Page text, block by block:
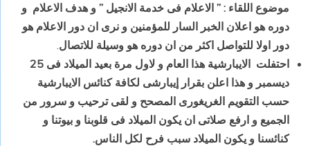
موضوع اللقاء : ” الاعلام فى خدمة الانجيل ” و هدف الاعلام و
دوره هو اعلان الخبر السار للمؤمنين و نرى ان دور الاعلام هو
دور اولا للتواصل اكثر من ان دوره هو وسيلة للاتصال.
احتفلت الايبارشية هذا العام و لاول مرة بعيد الميلاد فى 25
ديسمبر و هذا اعلن بقرار إيبارشى لكافة كنائس الايبارشية
حسب التقويم الغريغورى المصحح و لقى ترحيب و سرور من
الجميع و ارفع صلاتى ان يكون الميلاد فى قلوبنا و بيوتنا و
كنائسنا و يكون الميلاد سبب فرح لكل الناس.